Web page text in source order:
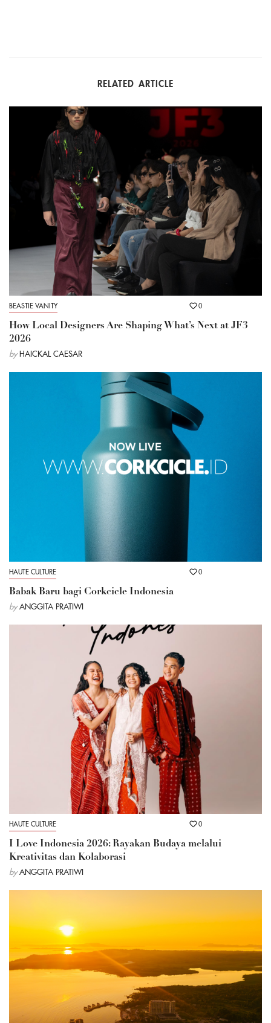
RELATED ARTICLE
BEASTIE VANITY 0
How Local Designers Are Shaping What’s Next at JF3
2026
by HAICKAL CAESAR
HAUTE CULTURE 0
Babak Baru bagi Corkcicle Indonesia
by ANGGITA PRATIWI
HAUTE CULTURE 0
I Love Indonesia 2026: Rayakan Budaya melalui
Kreativitas dan Kolaborasi
by ANGGITA PRATIWI